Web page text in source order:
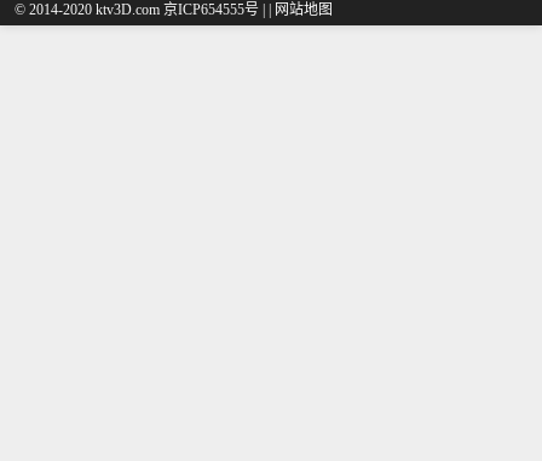
© 2014-2020 ktv3D.com 京ICP654555号 | 网站地图